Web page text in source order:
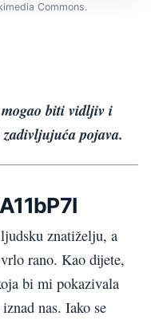
Commons.
biti vidljiv i
pojava.
A11bP7I
znatiželju, a
rano. Kao dijete,
bi mi pokazivala
nas. Iako se